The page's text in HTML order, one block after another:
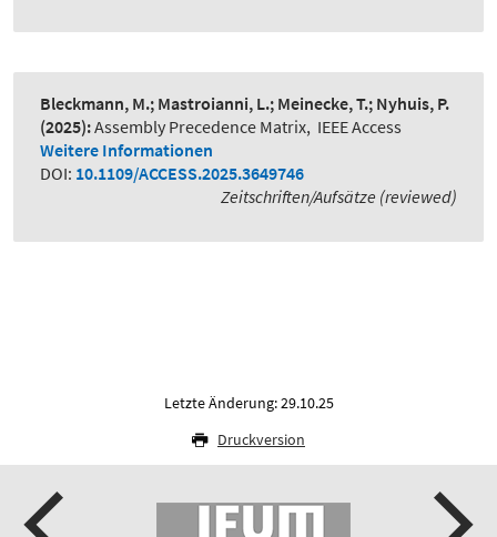
Bleckmann, M.; Mastroianni, L.; Meinecke, T.; Nyhuis, P.
(2025):Assembly Precedence Matrix, IEEE Access
Weitere Informationen
DOI: 10.1109/ACCESS.2025.3649746
Zeitschriften/Aufsätze (reviewed)
Letzte Änderung: 29.10.25
Druckversion